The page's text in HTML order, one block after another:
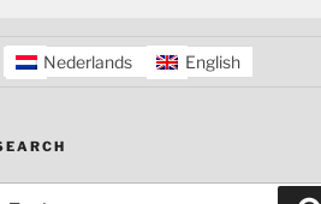
Nederlands English